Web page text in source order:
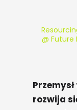
@ Future
rozwija